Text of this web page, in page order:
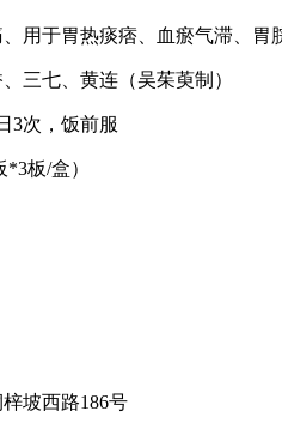
用于胃热痰痞、血瘀气滞、胃
三七、黄连（吴茱萸制）
3次，饭前服
板/盒）
坡西路186号